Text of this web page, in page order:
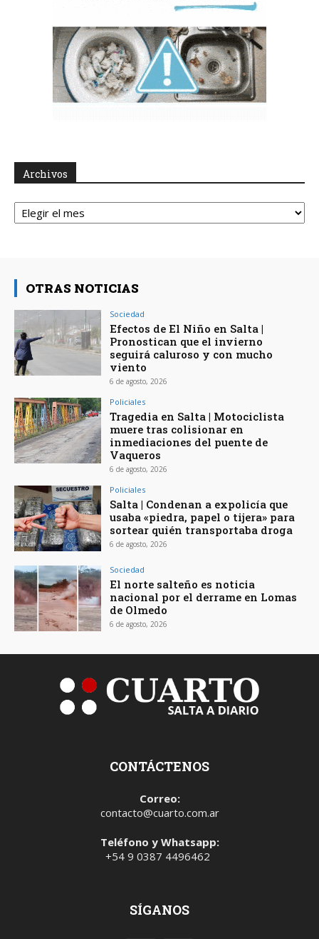
Archivos
Archivos
OTRAS NOTICIAS
Sociedad
Efectos de El Niño en Salta |
Pronostican que el invierno
seguirá caluroso y con mucho
viento
6 de agosto, 2026
Policiales
Tragedia en Salta | Motociclista
muere tras colisionar en
inmediaciones del puente de
Vaqueros
6 de agosto, 2026
Policiales
Salta | Condenan a expolicía que
usaba «piedra, papel o tijera» para
sortear quién transportaba droga
6 de agosto, 2026
Sociedad
El norte salteño es noticia
nacional por el derrame en Lomas
de Olmedo
6 de agosto, 2026
CONTÁCTENOS
Correo:
contacto@cuarto.com.ar
Teléfono y Whatsapp:
+54 9 0387 4496462
SÍGANOS